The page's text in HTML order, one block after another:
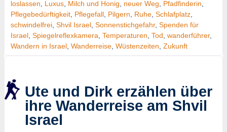
loslassen
Luxus, Milch und Honig neuer Weg Pfadfinderin
Pflegebedürftigkeit, Pflegefall, Pilgern Ruhe, Schlafplatz,
schwindelfrei, Shvil Israel, Sonnenstichgefahr, Spenden für
Israel, Spiegelreflexkamera Temperaturen Tod wanderführer,
Wandern in Israel, Wanderreise, Wüstenzeiten Zukunft
Ute und Dirk erzählen über
ihre Wanderreise am Shvil
Israel